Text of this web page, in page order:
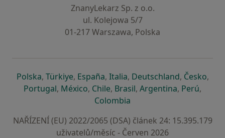
ZnanyLekarz Sp. z o.o.
ul. Kolejowa 5/7
01-217 Warszawa, Polska
Polskase otevře v nové záložce
, Türkiyese otevře v nové záložce
, Españase otevře v nové záložce
, Italiase otevře v nové záložce
, Deutschlandse otevře v
, Českose
,
Portugalse otevře v nové záložce
, Méxicose otevře v nové záložce
, Chilese otevře v nové záložce
, Brasilse otevře v nové
, Argentinase otevře v
, Perúse
,
Colombia
NAŘÍZENÍ (EU) 2022/2065 (DSA) článek 24: 15.395.179
uživatelů/měsíc - Červen 2026